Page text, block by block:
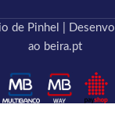
de Pinhel |
ao beira.pt